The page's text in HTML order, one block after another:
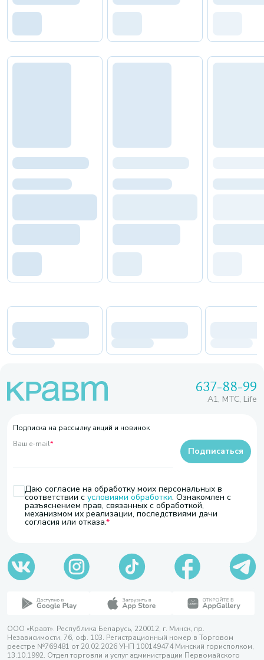
637-88-99
A1, МТС, Life
Подписка на рассылку акций и новинок
Ваш e-mail*
Даю согласие на обработку моих персональных в
соответствии с условиями обработки. Ознакомлен с
разъяснением прав, связанных с обработкой,
механизмом их реализации, последствиями дачи
согласия или отказа.
Подписаться
ООО «Кравт». Республика Беларусь, 220012, г. Минск, пр.
Независимости, 76, оф. 103. Регистрационный номер в Торговом
реестре №769481 от 20.02.2026 УНП 100149474 Минский горисполком,
13.10.1992. Отдел торговли и услуг администрации Первомайского